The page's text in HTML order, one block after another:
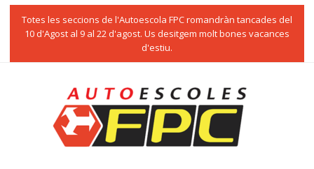
Totes les seccions de l'Autoescola FPC romandràn tancades del
10 d'Agost al 9 al 22 d'agost. Us desitgem molt bones vacances
d'estiu.